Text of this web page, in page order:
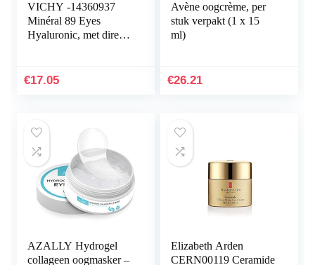
VICHY -14360937
Minéral 89 Eyes
Hyaluronic, met direct
€17.05
Avène oogcrème, per
stuk verpakt (1 x 15
ml)
€26.21
AZALLY Hydrogel
collageen oogmasker –
Elizabeth Arden
CERN00119 Ceramide